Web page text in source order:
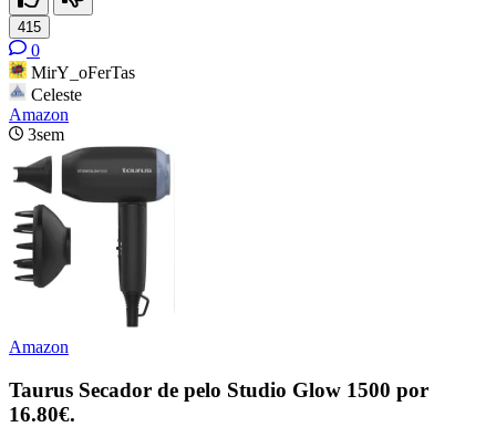
415
0
MirY_oFerTas
Celeste
Amazon
3sem
Amazon
Taurus Secador de pelo Studio Glow 1500 por
16.80€.